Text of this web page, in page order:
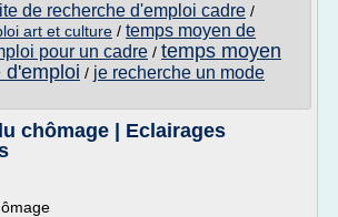
de recherche d'emploi cadre /
art et culture / temps moyen de
pour un cadre / temps moyen
d'emploi / je recherche un mode
chômage | Eclairages